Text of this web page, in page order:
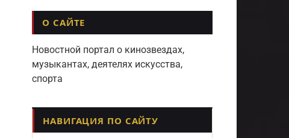
О САЙТЕ
Новостной портал о кинозвездах,
музыкантах, деятелях искусства,
спорта
НАВИГАЦИЯ ПО САЙТУ